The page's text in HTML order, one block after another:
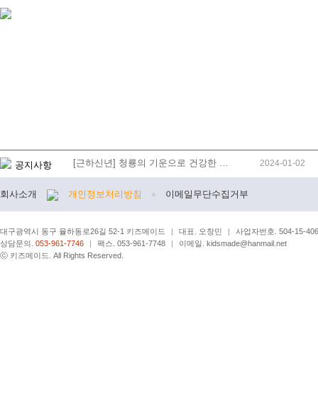
공지사항 [근하신년] 청룡의 기운으로 건강한 … 2024-01-02
회사소개 개인정보처리방침 이메일무단수집거부
대구광역시 동구 율하동로26길 52-1 키즈메이드 | 대표. 오창민 |
사업자번호. 504-15-
상담문의. 053-961-7746 | 팩스. 053-961-7748 |
이메일. kidsmade@hanmail.net
ⓒ 키즈메이드. All Rights Reserved.